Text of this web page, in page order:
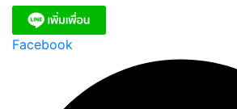
Facebook